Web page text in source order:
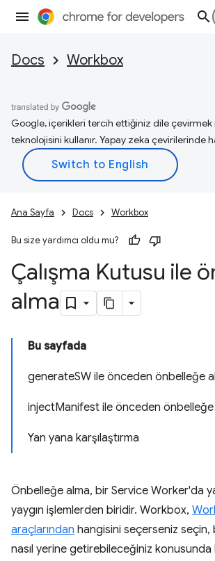
Docs Workbox
Google, içerikleri tercih ettiğiniz dile çevirmek
teknolojisini kullanır. Yapay zeka çevirilerinde
Ana Sayfa Docs Workbox
Bu size yardımcı oldu mu?
Çalışma Kutusu ile
alma
Bu sayfada
generateSW ile önceden önbelleğe
injectManifest ile önceden önbelleğe
Yan yana karşılaştırma
Önbelleğe alma, bir Service Worker'da
yaygın işlemlerden biridir. Workbox,
araçlarından hangisini seçerseniz seçin,
nasıl yerine getirebileceğiniz